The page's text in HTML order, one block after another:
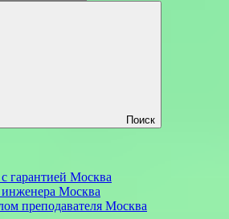
Поиск
гарантией Москва
инженера Москва
преподавателя Москва